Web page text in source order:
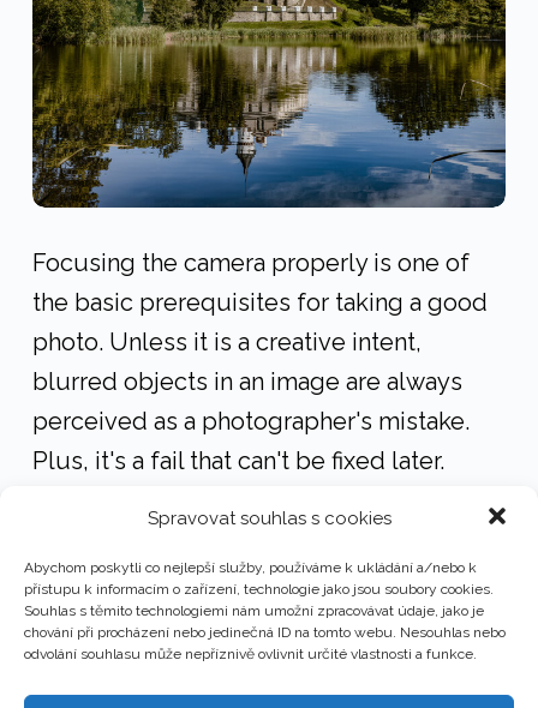
Spravovat souhlas s cookies
Abychom poskytli co nejlepší služby, používáme k ukládání a/nebo k
přístupu k informacím o zařízení, technologie jako jsou soubory cookies.
Souhlas s těmito technologiemi nám umožní zpracovávat údaje, jako je
chování při procházení nebo jedinečná ID na tomto webu. Nesouhlas nebo
odvolání souhlasu může nepříznivě ovlivnit určité vlastnosti a funkce.
Focusing the camera properly is one of
the basic prerequisites for taking a good
photo. Unless it is a creative intent,
blurred objects in an image are always
perceived as a photographer's mistake.
Plus, it's a fail that can't be fixed later.
READ MORE